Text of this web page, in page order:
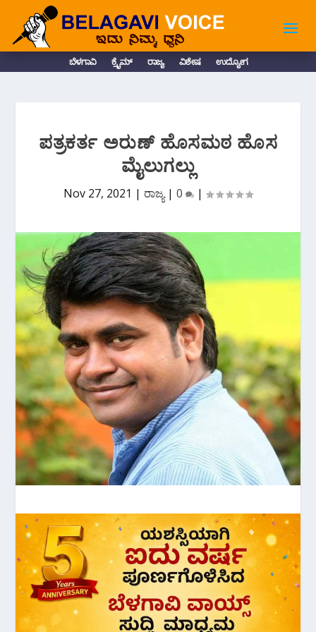
ಬೆಳಗಾವಿ ಕ್ರೈಮ್ ರಾಜ್ಯ ವಿಶೇಷ ಉದ್ಯೋಗ
ಪತ್ರಕರ್ತ ಅರುಣ್ ಹೊಸಮಠ ಹೊಸ
ಮೈಲುಗಲ್ಲು
Nov 27, 2021 | ರಾಜ್ಯ| 0 |